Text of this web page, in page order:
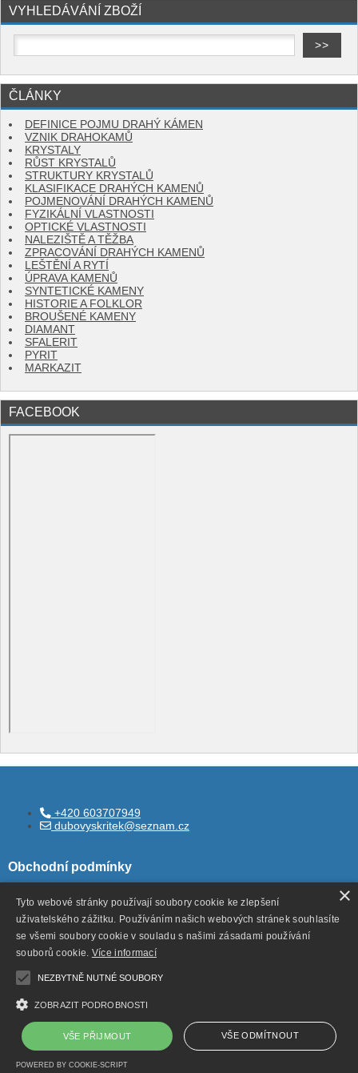
VYHLEDÁVÁNÍ ZBOŽÍ
ČLÁNKY
DEFINICE POJMU DRAHÝ KÁMEN
VZNIK DRAHOKAMŮ
KRYSTALY
RŮST KRYSTALŮ
STRUKTURY KRYSTALŮ
KLASIFIKACE DRAHÝCH KAMENŮ
POJMENOVÁNÍ DRAHÝCH KAMENŮ
FYZIKÁLNÍ VLASTNOSTI
OPTICKÉ VLASTNOSTI
NALEZIŠTĚ A TĚŽBA
ZPRACOVÁNÍ DRAHÝCH KAMENŮ
LEŠTĚNÍ A RYTÍ
ÚPRAVA KAMENŮ
SYNTETICKÉ KAMENY
HISTORIE A FOLKLOR
BROUŠENÉ KAMENY
DIAMANT
SFALERIT
PYRIT
MARKAZIT
FACEBOOK
+420 603707949
dubovyskritek@seznam.cz
Obchodní podmínky
Všeobecné obchodní podmínky
Ochrana ososbních údajů
Odstoupení od smlouvy
×
Tyto webové stránky používají soubory cookie ke zlepšení
uživatelského zážitku. Používáním našich webových stránek souhlasíte
se všemi soubory cookie v souladu s našimi zásadami používání
souborů cookie. Více informací
NEZBYTNĚ NUTNÉ SOUBORY
ZOBRAZIT PODROBNOSTI
VŠE PŘIJMOUT VŠE ODMÍTNOUT
POWERED BY COOKIE-SCRIPT